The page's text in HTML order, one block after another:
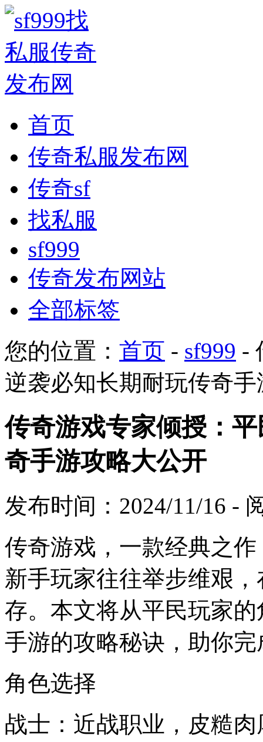
首页
传奇私服发布网
传奇sf
找私服
sf999
传奇发布网站
全部标签
您的位置： 首页 - sf999 -
逆袭必知长期耐玩传奇
传奇游戏专家倾授：
奇手游攻略大公开
发布时间：2024/11/16 -
传奇游戏，一款经典之
新手玩家往往举步维艰
存。本文将从平民玩家
手游的攻略秘诀，助你
角色选择
战士：近战职业，皮糙